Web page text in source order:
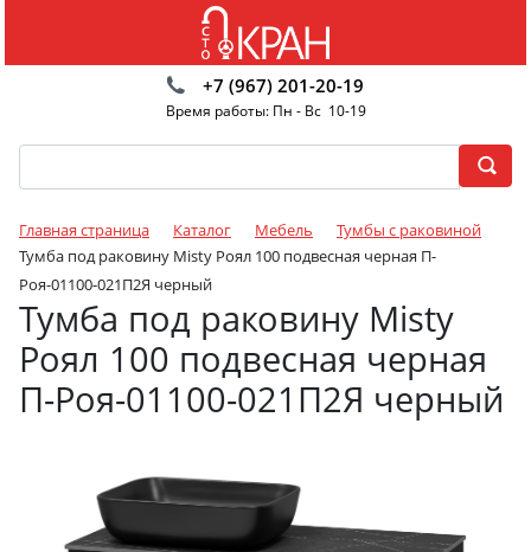
+7 (967) 201-20-19
Время работы: Пн - Вс 10-19
Главная страница Каталог Мебель
Тумбы с раковиной
Тумба под раковину Misty Роял 100 подвесная черная П-
Роя-01100-021П2Я черный
Тумба под раковину Misty
Роял 100 подвесная черная
П-Роя-01100-021П2Я черный